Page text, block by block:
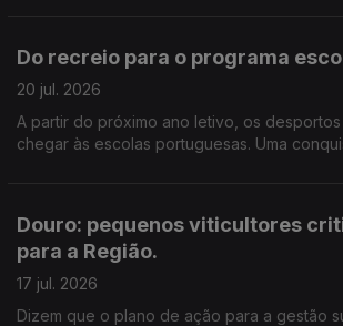
Do recreio para o programa
20 jul. 2026
A partir do próximo ano letivo, os
chegar às escolas portuguesas. Uma
Douro: pequenos viticultores
para a Região.
17 jul. 2026
Dizem que o plano de ação para a gestão